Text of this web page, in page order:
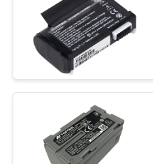
ΕΛΆΤΕ
ΕΠΑΦΉ
ΜΕ
ΖΗΤΉΣΤΕ
Πρίσμα